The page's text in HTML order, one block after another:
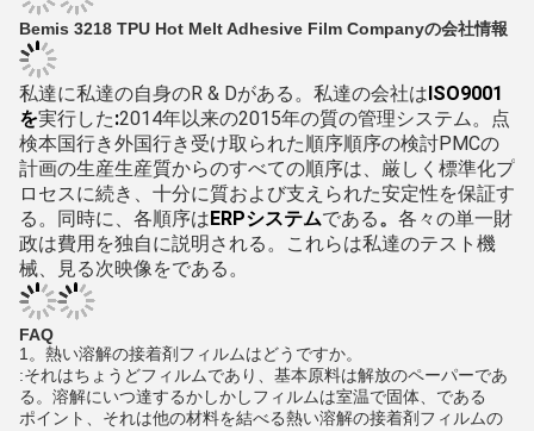
Bemis 3218 TPU Hot Melt Adhesive Film Companyの会社情報
私達に私達の自身のR & Dがある。私達の会社はISO9001
を実行した:2014年以来の2015年の質の管理システム。
点
検本国行き外国行き受け取られた順序順序の検討PMCの
計画の生産生産質からのすべての順序は、厳しく標準化プ
ロセスに続き、十分に質および支えられた安定性を保証す
る。同時に、各順序はERPシステムである。 各々の単一財
政は費用を独自に説明される。これらは私達のテスト機
械、見る次映像をである。
FAQ
1。熱い溶解の接着剤フィルムはどうですか。
:それはちょうどフィルムであり、基本原料は解放のペーパーであ
る。溶解にいつ達するかしかしフィルムは室温で固体、である
ポイント、それは他の材料を結べる熱い溶解の接着剤フィルムの